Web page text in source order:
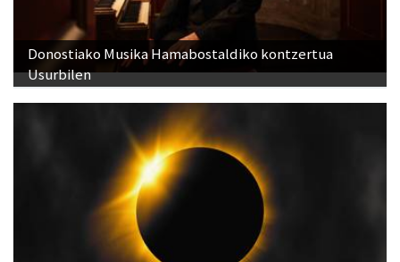
Donostiako Musika Hamabostaldiko kontzertua
Usurbilen